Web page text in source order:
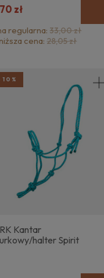
zł
regularna:33,00 zł
cena:28,05 zł
Kantar
halter Spirit